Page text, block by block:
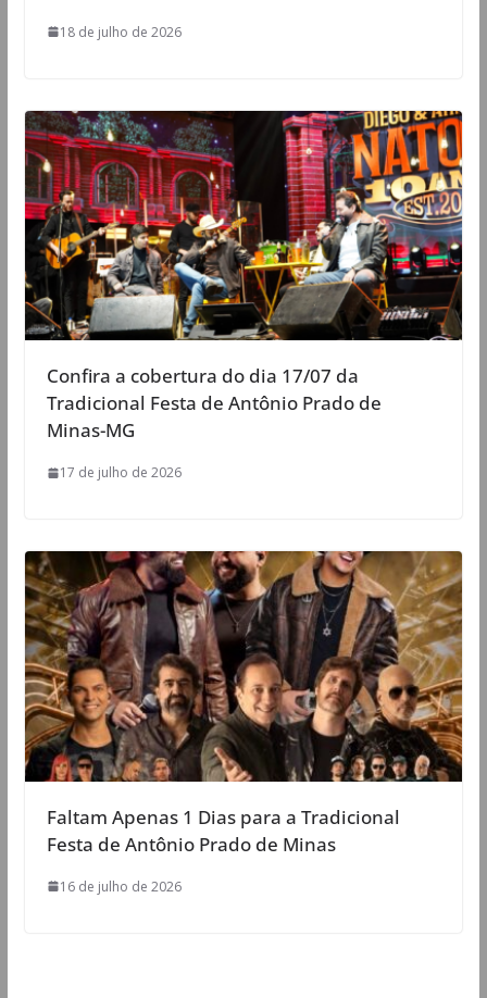
18 de julho de 2026
Confira a cobertura do dia 17/07 da
Tradicional Festa de Antônio Prado de
Minas-MG
17 de julho de 2026
Faltam Apenas 1 Dias para a Tradicional
Festa de Antônio Prado de Minas
16 de julho de 2026